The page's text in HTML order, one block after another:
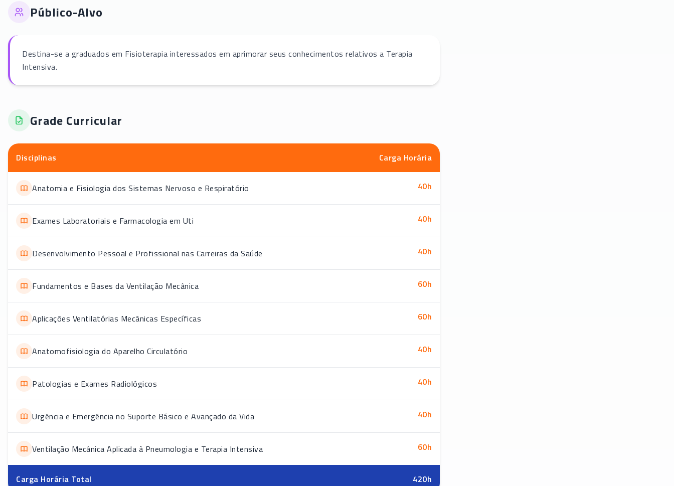
Público-Alvo
Destina-se a graduados em Fisioterapia interessados em aprimorar seus conhecimentos relativos a Terapia
Intensiva.
Grade Curricular
Disciplinas Carga Horária
Anatomia e Fisiologia dos Sistemas Nervoso e Respiratório 40h
Exames Laboratoriais e Farmacologia em Uti 40h
Desenvolvimento Pessoal e Profissional nas Carreiras da Saúde 40h
Fundamentos e Bases da Ventilação Mecânica 60h
Aplicações Ventilatórias Mecânicas Específicas 60h
Anatomofisiologia do Aparelho Circulatório 40h
Patologias e Exames Radiológicos 40h
Urgência e Emergência no Suporte Básico e Avançado da Vida 40h
Ventilação Mecânica Aplicada à Pneumologia e Terapia Intensiva 60h
Carga Horária Total 420h